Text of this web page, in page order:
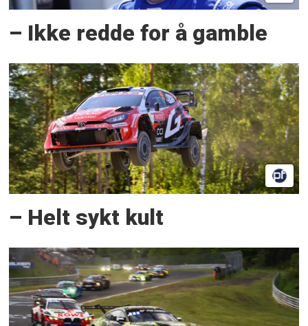
– Ikke redde for å gamble
– Helt sykt kult